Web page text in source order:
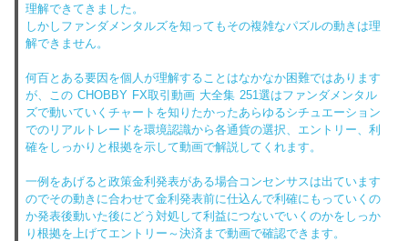
理解できてきました。
しかしファンダメンタルズを知ってもその複雑なパズルの動きは理
解できません。
何百とある要因を個人が理解することはなかなか困難ではあります
が、この CHOBBY FX取引動画 大全集 251選はファンダメンタル
ズで動いていくチャートを知りたかったあらゆるシチュエーション
でのリアルトレードを環境認識から各通貨の選択、エントリー、利
確をしっかりと根拠を示して動画で解説してくれます。
一例をあげると政策金利発表がある場合コンセンサスは出ています
のでその動きに合わせて金利発表前に仕込んで利確にもっていくの
か発表後動いた後にどう対処して利益につないでいくのかをしっか
り根拠を上げてエントリー～決済まで動画で確認できます。